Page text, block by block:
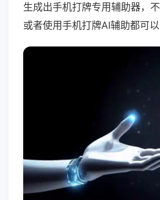
生成出手机打牌专用辅助器，
或者使用手机打牌AI辅助都可以